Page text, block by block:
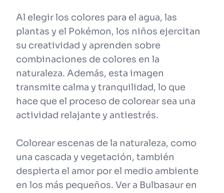
Al elegir los colores para el agua, las
plantas y el Pokémon, los niños ejercitan
su creatividad y aprenden sobre
combinaciones de colores en la
naturaleza. Además, esta imagen
transmite calma y tranquilidad, lo que
hace que el proceso de colorear sea una
actividad relajante y antiestrés.
Colorear escenas de la naturaleza, como
una cascada y vegetación, también
despierta el amor por el medio ambiente
en los más pequeños. Ver a Bulbasaur en